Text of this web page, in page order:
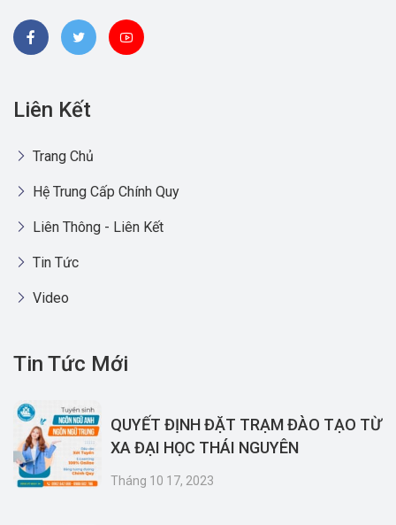
Liên Kết
Trang Chủ
Hệ Trung Cấp Chính Quy
Liên Thông - Liên Kết
Tin Tức
Video
Tin Tức Mới
QUYẾT ĐỊNH ĐẶT TRẠM ĐÀO TẠO TỪ
XA ĐẠI HỌC THÁI NGUYÊN
Tháng 10 17, 2023